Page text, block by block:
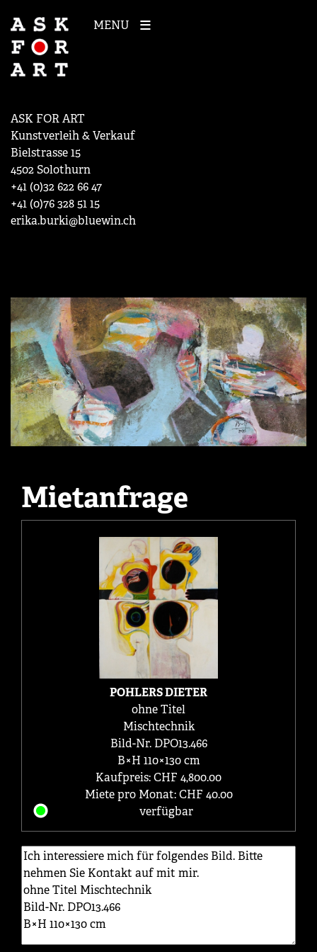
MENU
ASK FOR ART
Kunstverleih & Verkauf
Bielstrasse 15
4502 Solothurn
+41 (0)32 622 66 47
+41 (0)76 328 51 15
erika.burki@bluewin.ch
Mietanfrage
POHLERS DIETER
ohne Titel
Mischtechnik
Bild-Nr. DPO13.466
B×H 110×130 cm
Kaufpreis: CHF 4,800.00
Miete pro Monat: CHF 40.00
verfügbar